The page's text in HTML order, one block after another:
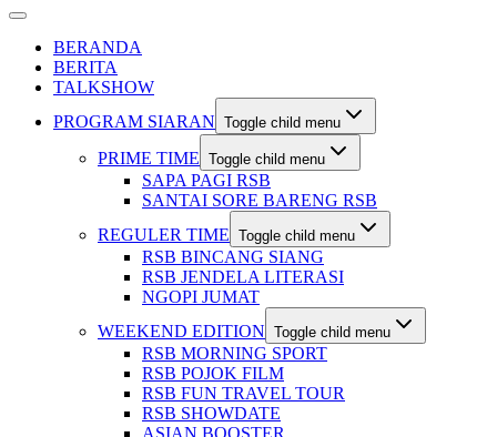
BERANDA
BERITA
TALKSHOW
PROGRAM SIARAN Toggle child menu
PRIME TIME Toggle child menu
SAPA PAGI RSB
SANTAI SORE BARENG RSB
REGULER TIME Toggle child menu
RSB BINCANG SIANG
RSB JENDELA LITERASI
NGOPI JUMAT
WEEKEND EDITION Toggle child menu
RSB MORNING SPORT
RSB POJOK FILM
RSB FUN TRAVEL TOUR
RSB SHOWDATE
ASIAN BOOSTER